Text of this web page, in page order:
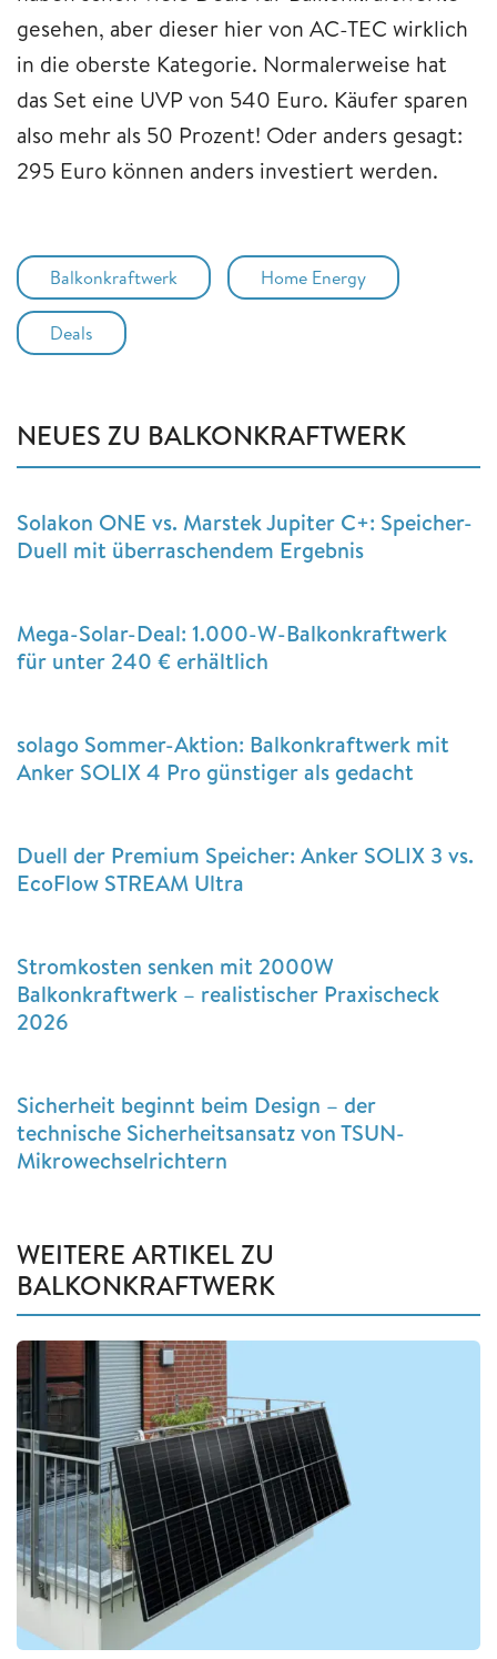
gesehen, aber dieser hier von AC-TEC wirklich
in die oberste Kategorie. Normalerweise hat
das Set eine UVP von 540 Euro. Käufer sparen
also mehr als 50 Prozent! Oder anders gesagt:
295 Euro können anders investiert werden.
Balkonkraftwerk Home Energy
Deals
NEUES ZU BALKONKRAFTWERK
Solakon ONE vs. Marstek Jupiter C+: Speicher-
Duell mit überraschendem Ergebnis
Mega-Solar-Deal: 1.000-W-Balkonkraftwerk
für unter 240 € erhältlich
solago Sommer-Aktion: Balkonkraftwerk mit
Anker SOLIX 4 Pro günstiger als gedacht
Duell der Premium Speicher: Anker SOLIX 3 vs.
EcoFlow STREAM Ultra
Stromkosten senken mit 2000W
Balkonkraftwerk – realistischer Praxischeck
2026
Sicherheit beginnt beim Design – der
technische Sicherheitsansatz von TSUN-
Mikrowechselrichtern
WEITERE ARTIKEL ZU
BALKONKRAFTWERK